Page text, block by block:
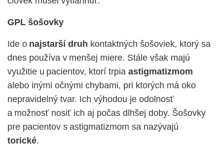
GPL šošovky
Ide o najstarší druh kontaktných šošoviek, ktorý sa
dnes používa v menšej miere. Stále však majú
využitie u pacientov, ktorí trpia astigmatizmom
alebo inými očnými chybami, pri ktorých má oko
nepravidelný tvar. Ich výhodou je odolnosť
a možnosť nosiť ich aj počas dlhšej doby. Šošovky
pre pacientov s astigmatizmom sa nazývajú
torické.